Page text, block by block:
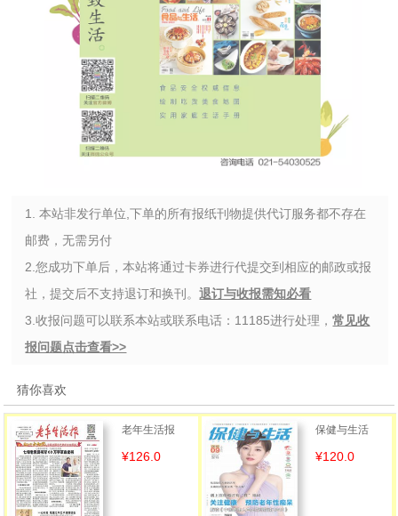
1. 本站非发行单位,下单的所有报纸刊物提供代订服务都不存在
邮费，无需另付
2.您成功下单后，本站将通过卡券进行代提交到相应的邮政或报
社，提交后不支持退订和换刊。退订与收报需知必看
3.收报问题可以联系本站或联系电话：11185进行处理，常见收
报问题点击查看>>
猜你喜欢
老年生活报
¥126.0
保健与生活
¥120.0